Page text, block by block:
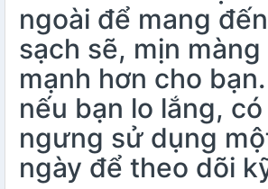
ngoài để mang
sạch sẽ, mịn
mạnh hơn cho
nếu bạn lo lắng,
ngưng sử dụng
ngày để theo dõi